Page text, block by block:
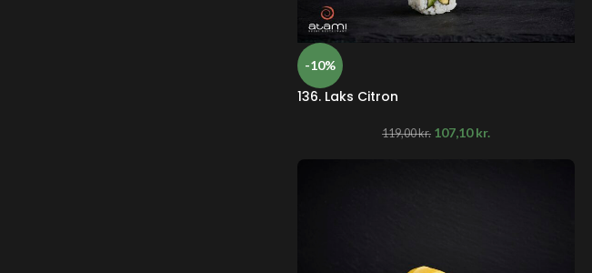
-10%
136. Laks Citron
119,00kr. 107,10kr.